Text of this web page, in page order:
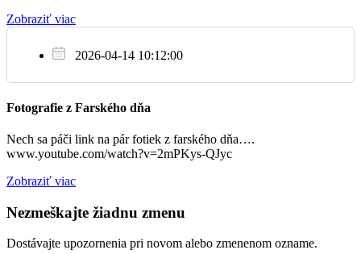
16:00
roku
Psiare
✝︎ rodičia Batoví, dcéry, zaťovia a vnuci
18:00
Na úmysel celebranta
Farský kostol
Ne
Zobraziť viac
2026-04-14 10:12:00
Fotografie z Farského dňa
Nech sa páči link na pár fotiek z farského dňa….
www.youtube.com/watch?v=2mPKys-QJyc
Zobraziť viac
Nezmeškajte žiadnu zmenu
Dostávajte upozornenia pri novom alebo zmenenom ozname.